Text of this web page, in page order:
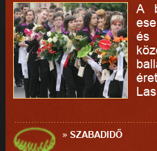
A
»SZABADIDŐ